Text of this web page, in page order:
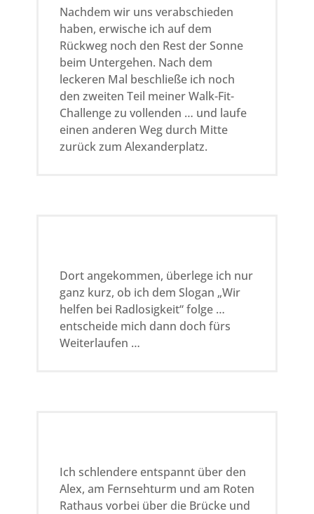
Nachdem wir uns verabschieden
haben, erwische ich auf dem
Rückweg noch den Rest der Sonne
beim Untergehen. Nach dem
leckeren Mal beschließe ich noch
den zweiten Teil meiner Walk-Fit-
Challenge zu vollenden … und laufe
einen anderen Weg durch Mitte
zurück zum Alexanderplatz.
Dort angekommen, überlege ich nur
ganz kurz, ob ich dem Slogan „Wir
helfen bei Radlosigkeit“ folge …
entscheide mich dann doch fürs
Weiterlaufen …
Ich schlendere entspannt über den
Alex, am Fernsehturm und am Roten
Rathaus vorbei über die Brücke und